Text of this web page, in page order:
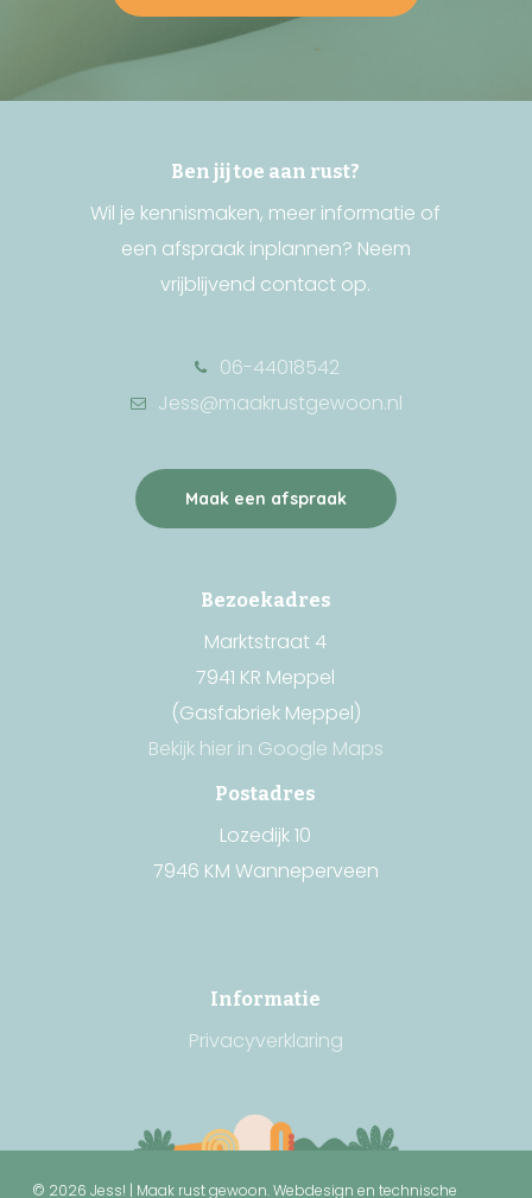
Ben jij toe aan rust?
Wil je kennismaken, meer informatie of
een afspraak inplannen? Neem
vrijblijvend contact op.
06-44018542
Jess@maakrustgewoon.nl
Maak een afspraak
Bezoekadres
Marktstraat 4
7941 KR Meppel
(Gasfabriek Meppel)
Bekijk hier in Google Maps
Postadres
Lozedijk 10
7946 KM Wanneperveen
Informatie
Privacyverklaring
© 2026 Jess! | Maak rust gewoon.Webdesign en technische